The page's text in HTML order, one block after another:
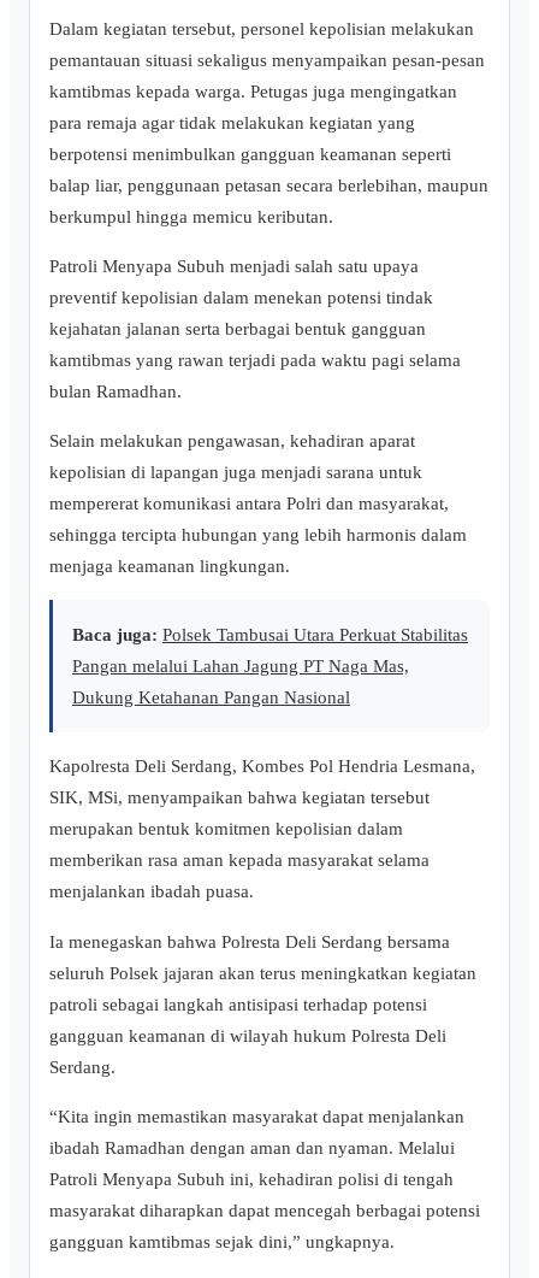
Dalam kegiatan tersebut, personel kepolisian melakukan
pemantauan situasi sekaligus menyampaikan pesan-pesan
kamtibmas kepada warga. Petugas juga mengingatkan
para remaja agar tidak melakukan kegiatan yang
berpotensi menimbulkan gangguan keamanan seperti
balap liar, penggunaan petasan secara berlebihan, maupun
berkumpul hingga memicu keributan.
Patroli Menyapa Subuh menjadi salah satu upaya
preventif kepolisian dalam menekan potensi tindak
kejahatan jalanan serta berbagai bentuk gangguan
kamtibmas yang rawan terjadi pada waktu pagi selama
bulan Ramadhan.
Selain melakukan pengawasan, kehadiran aparat
kepolisian di lapangan juga menjadi sarana untuk
mempererat komunikasi antara Polri dan masyarakat,
sehingga tercipta hubungan yang lebih harmonis dalam
menjaga keamanan lingkungan.
Baca juga: Polsek Tambusai Utara Perkuat Stabilitas
Pangan melalui Lahan Jagung PT Naga Mas,
Dukung Ketahanan Pangan Nasional
Kapolresta Deli Serdang, Kombes Pol Hendria Lesmana,
SIK, MSi, menyampaikan bahwa kegiatan tersebut
merupakan bentuk komitmen kepolisian dalam
memberikan rasa aman kepada masyarakat selama
menjalankan ibadah puasa.
Ia menegaskan bahwa Polresta Deli Serdang bersama
seluruh Polsek jajaran akan terus meningkatkan kegiatan
patroli sebagai langkah antisipasi terhadap potensi
gangguan keamanan di wilayah hukum Polresta Deli
Serdang.
“Kita ingin memastikan masyarakat dapat menjalankan
ibadah Ramadhan dengan aman dan nyaman. Melalui
Patroli Menyapa Subuh ini, kehadiran polisi di tengah
masyarakat diharapkan dapat mencegah berbagai potensi
gangguan kamtibmas sejak dini,” ungkapnya.